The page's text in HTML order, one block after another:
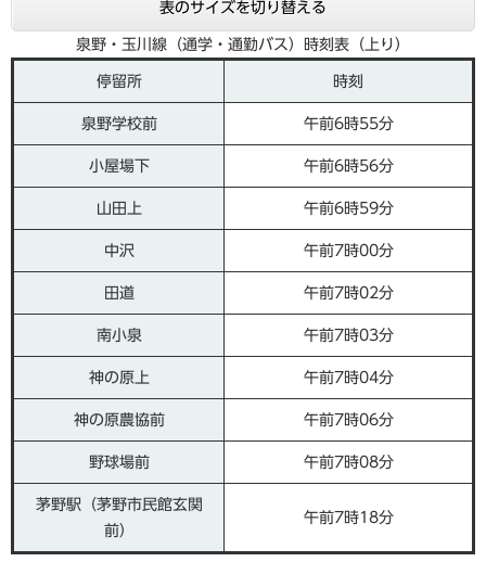
表のサイズを切り替える
泉野・玉川線（通学・通勤バス）時刻表（上り）
停留所 時刻
泉野学校前 午前6時55分
小屋場下 午前6時56分
山田上 午前6時59分
中沢 午前7時00分
田道 午前7時02分
南小泉 午前7時03分
神の原上 午前7時04分
神の原農協前 午前7時06分
野球場前 午前7時08分
茅野駅（茅野市民館玄関
前）
午前7時18分